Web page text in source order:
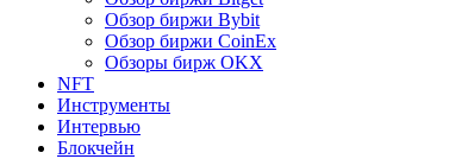
Обзор биржи Bybit
Обзор биржи CoinEx
Обзоры бирж OKX
NFT
Инструменты
Интервью
Блокчейн